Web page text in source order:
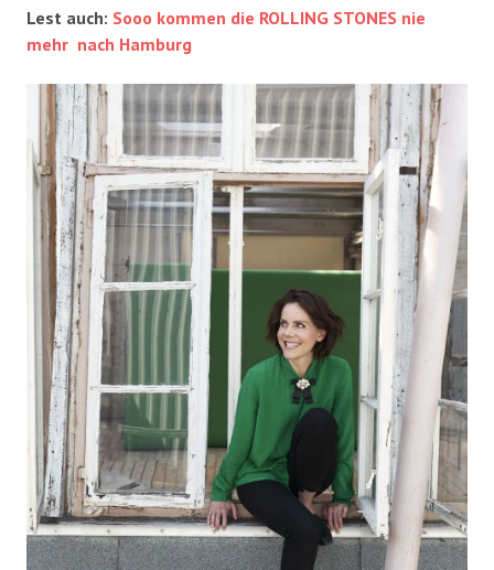
Lest auch: Sooo kommen die ROLLING STONES nie
mehr nach Hamburg